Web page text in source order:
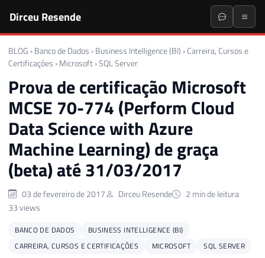
Dirceu Resende
BLOG › Banco de Dados › Business Intelligence (BI) › Carreira, Cursos e
Certificações › Microsoft ›SQL Server
Prova de certificação Microsoft
MCSE 70-774 (Perform Cloud
Data Science with Azure
Machine Learning) de graça
(beta) até 31/03/2017
03 de fevereiro de 2017 Dirceu Resende
2 min de leitura
33 views
BANCO DE DADOS
BUSINESS INTELLIGENCE (BI)
CARREIRA, CURSOS E CERTIFICAÇÕES
MICROSOFT SQL SERVER